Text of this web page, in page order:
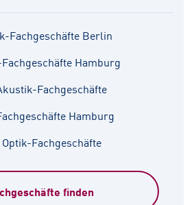
Fachgeschäfte Berlin
Hamburg
Fachgeschäfte
Hamburg
Fachgeschäfte
finden